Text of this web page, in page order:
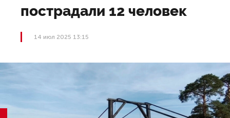
пострадали 12 человек
14 июл 2025 13:15